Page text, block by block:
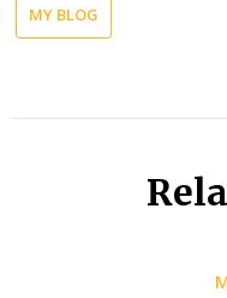
MY BLOG